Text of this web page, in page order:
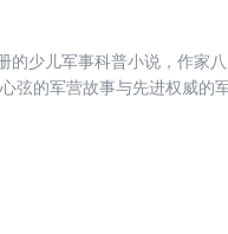
的少儿军事科普小说，作家
弦的军营故事与先进权威的